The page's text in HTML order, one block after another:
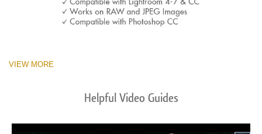
VIEW MORE
Helpful Video Guides